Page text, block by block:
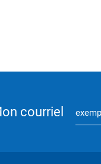
courriel